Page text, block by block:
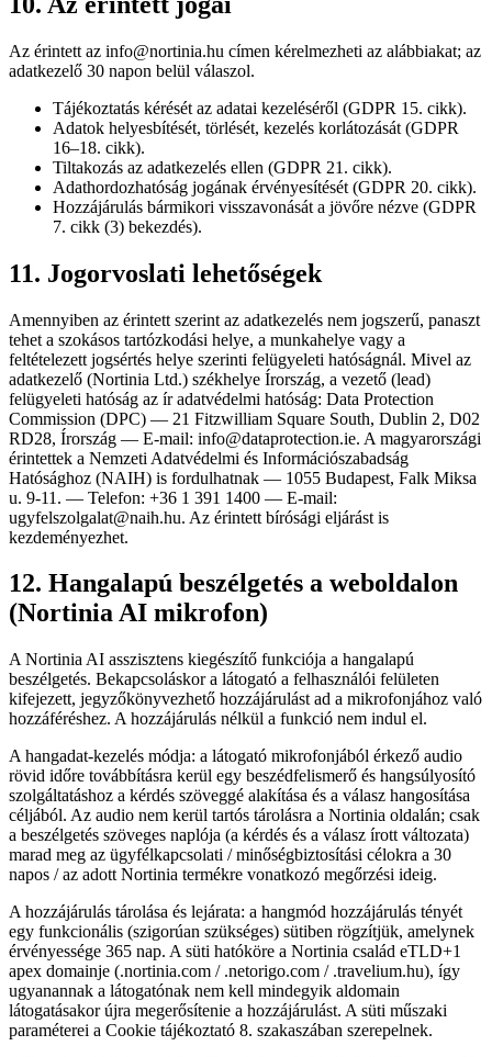
Az érintett az info@nortinia.hu címen kérelmezheti az alábbiakat; az
adatkezelő 30 napon belül válaszol.
Tájékoztatás kérését az adatai kezeléséről (GDPR 15. cikk).
Adatok helyesbítését, törlését, kezelés korlátozását (GDPR
16–18. cikk).
Tiltakozás az adatkezelés ellen (GDPR 21. cikk).
Adathordozhatóság jogának érvényesítését (GDPR 20. cikk).
Hozzájárulás bármikori visszavonását a jövőre nézve (GDPR
7. cikk (3) bekezdés).
11. Jogorvoslati lehetőségek
Amennyiben az érintett szerint az adatkezelés nem jogszerű, panaszt
tehet a szokásos tartózkodási helye, a munkahelye vagy a
feltételezett jogsértés helye szerinti felügyeleti hatóságnál. Mivel az
adatkezelő (Nortinia Ltd.) székhelye Írország, a vezető (lead)
felügyeleti hatóság az ír adatvédelmi hatóság: Data Protection
Commission (DPC) — 21 Fitzwilliam Square South, Dublin 2, D02
RD28, Írország — E-mail: info@dataprotection.ie. A magyarországi
érintettek a Nemzeti Adatvédelmi és Információszabadság
Hatósághoz (NAIH) is fordulhatnak — 1055 Budapest, Falk Miksa
u. 9-11. — Telefon: +36 1 391 1400 — E-mail:
ugyfelszolgalat@naih.hu. Az érintett bírósági eljárást is
kezdeményezhet.
12. Hangalapú beszélgetés a weboldalon
(Nortinia AI mikrofon)
A Nortinia AI asszisztens kiegészítő funkciója a hangalapú
beszélgetés. Bekapcsoláskor a látogató a felhasználói felületen
kifejezett, jegyzőkönyvezhető hozzájárulást ad a mikrofonjához való
hozzáféréshez. A hozzájárulás nélkül a funkció nem indul el.
A hangadat-kezelés módja: a látogató mikrofonjából érkező audio
rövid időre továbbításra kerül egy beszédfelismerő és hangsúlyosító
szolgáltatáshoz a kérdés szöveggé alakítása és a válasz hangosítása
céljából. Az audio nem kerül tartós tárolásra a Nortinia oldalán; csak
a beszélgetés szöveges naplója (a kérdés és a válasz írott változata)
marad meg az ügyfélkapcsolati / minőségbiztosítási célokra a 30
napos / az adott Nortinia termékre vonatkozó megőrzési ideig.
A hozzájárulás tárolása és lejárata: a hangmód hozzájárulás tényét
egy funkcionális (szigorúan szükséges) sütiben rögzítjük, amelynek
érvényessége 365 nap. A süti hatóköre a Nortinia család eTLD+1
apex domainje (.nortinia.com / .netorigo.com / .travelium.hu), így
ugyanannak a látogatónak nem kell mindegyik aldomain
látogatásakor újra megerősítenie a hozzájárulást. A süti műszaki
paraméterei a Cookie tájékoztató 8. szakaszában szerepelnek.